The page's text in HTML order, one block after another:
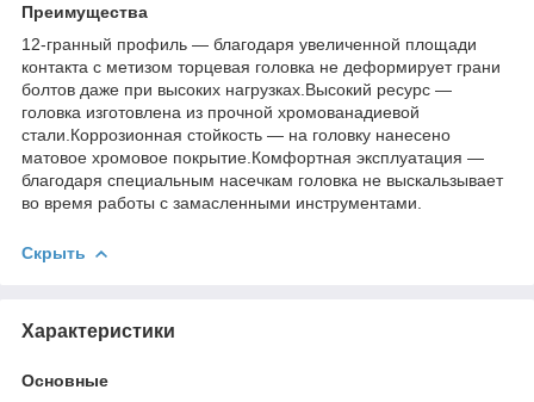
Преимущества
12-гранный профиль — благодаря увеличенной площади
контакта с метизом торцевая головка не деформирует грани
болтов даже при высоких нагрузках.Высокий ресурс —
головка изготовлена из прочной хромованадиевой
стали.Коррозионная стойкость — на головку нанесено
матовое хромовое покрытие.Комфортная эксплуатация —
благодаря специальным насечкам головка не выскальзывает
во время работы с замасленными инструментами.
Скрыть
Характеристики
Основные